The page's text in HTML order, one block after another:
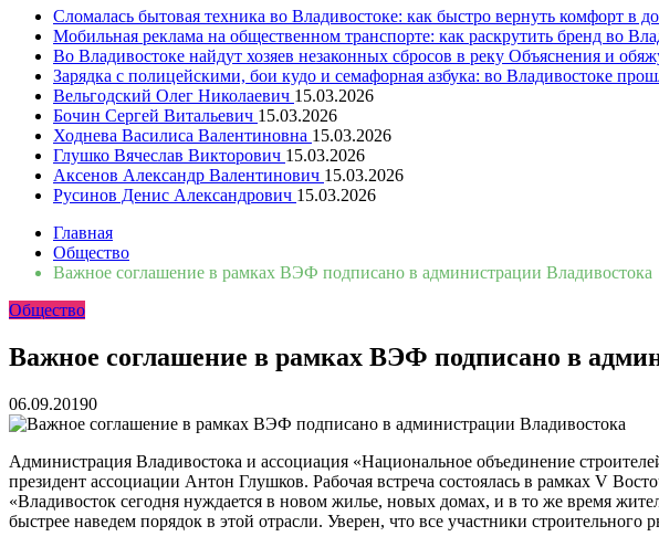
Сломалась бытовая техника во Владивостоке: как быстро вернуть комфорт в
Мобильная реклама на общественном транспорте: как раскрутить бренд во
Во Владивостоке найдут хозяев незаконных сбросов в реку Объяснения и
Зарядка с полицейскими, бои кудо и семафорная азбука: во Владивостоке
Вельгодский Олег Николаевич 15.03.2026
Бочин Сергей Витальевич 15.03.2026
Ходнева Василиса Валентиновна 15.03.2026
Глушко Вячеслав Викторович 15.03.2026
Аксенов Александр Валентинович 15.03.2026
Русинов Денис Александрович 15.03.2026
Главная
Общество
Важное соглашение в рамках ВЭФ подписано в администрации Владивостока
Общество
Важное соглашение в рамках ВЭФ подписано в
06.09.20190
Администрация Владивостока и ассоциация «Национальное объединение
президент ассоциации Антон Глушков. Рабочая встреча состоялась в рамках V
«Владивосток сегодня нуждается в новом жилье, новых домах, и в то же время
быстрее наведем порядок в этой отрасли. Уверен, что все участники